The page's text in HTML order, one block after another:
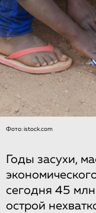
Фото: istock.com
Годы засухи,
сегодня 45 млн
острой